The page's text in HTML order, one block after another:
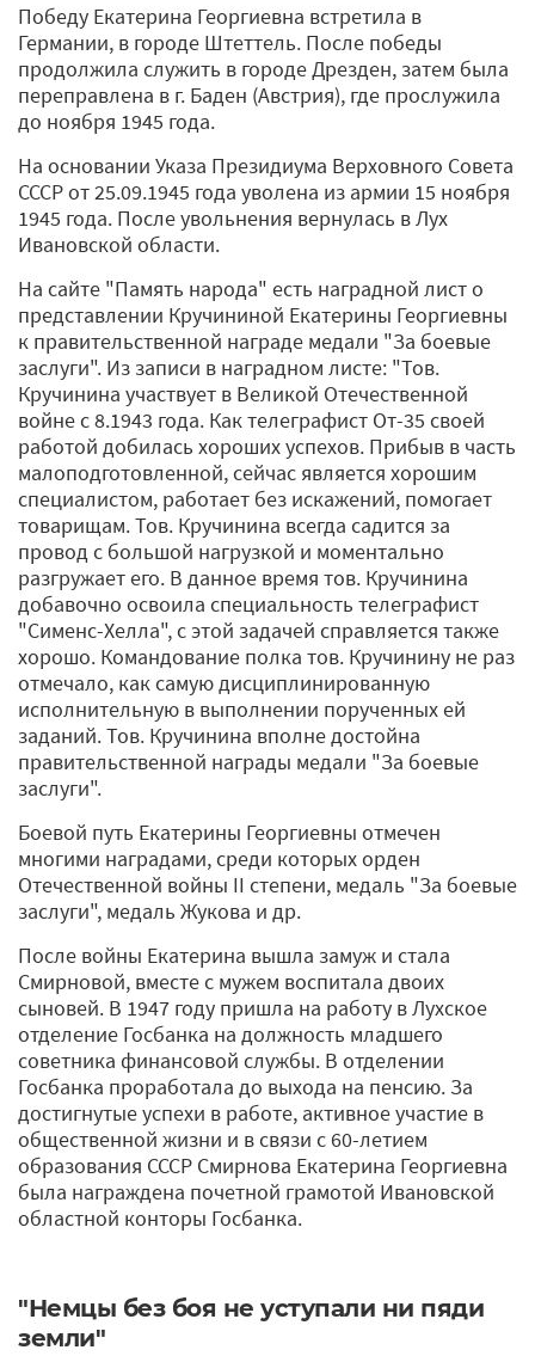
Победу Екатерина Георгиевна встретила в
Германии, в городе Штеттель. После победы
продолжила служить в городе Дрезден, затем была
переправлена в г. Баден (Австрия), где прослужила
до ноября 1945 года.
На основании Указа Президиума Верховного Совета
СССР от 25.09.1945 года уволена из армии 15 ноября
1945 года. После увольнения вернулась в Лух
Ивановской области.
На сайте "Память народа" есть наградной лист о
представлении Кручининой Екатерины Георгиевны
к правительственной награде медали "За боевые
заслуги". Из записи в наградном листе: "Тов.
Кручинина участвует в Великой Отечественной
войне с 8.1943 года. Как телеграфист От-35 своей
работой добилась хороших успехов. Прибыв в часть
малоподготовленной, сейчас является хорошим
специалистом, работает без искажений, помогает
товарищам. Тов. Кручинина всегда садится за
провод с большой нагрузкой и моментально
разгружает его. В данное время тов. Кручинина
добавочно освоила специальность телеграфист
"Сименс-Хелла", с этой задачей справляется также
хорошо. Командование полка тов. Кручинину не раз
отмечало, как самую дисциплинированную
исполнительную в выполнении порученных ей
заданий. Тов. Кручинина вполне достойна
правительственной награды медали "За боевые
заслуги".
Боевой путь Екатерины Георгиевны отмечен
многими наградами, среди которых орден
Отечественной войны II степени, медаль "За боевые
заслуги", медаль Жукова и др.
После войны Екатерина вышла замуж и стала
Смирновой, вместе с мужем воспитала двоих
сыновей. В 1947 году пришла на работу в Лухское
отделение Госбанка на должность младшего
советника финансовой службы. В отделении
Госбанка проработала до выхода на пенсию. За
достигнутые успехи в работе, активное участие в
общественной жизни и в связи с 60-летием
образования СССР Смирнова Екатерина Георгиевна
была награждена почетной грамотой Ивановской
областной конторы Госбанка.
"Немцы без боя не уступали ни пяди
земли"